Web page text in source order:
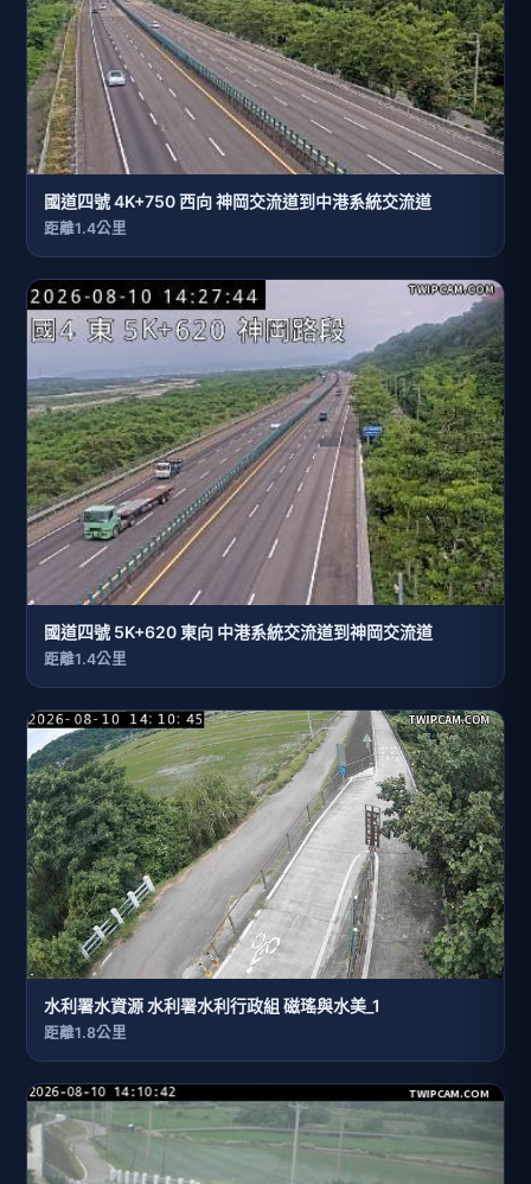
國道四號 4K+750 西向 神岡交流道到中港系統交流道
距離1.4公里
國道四號 5K+620 東向 中港系統交流道到神岡交流道
距離1.4公里
水利署水資源 水利署水利行政組 磁瑤與水美_1
距離1.8公里